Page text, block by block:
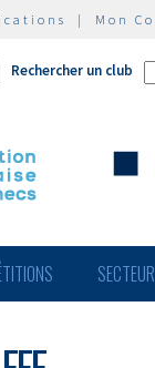
| Mon
Rechercher un club